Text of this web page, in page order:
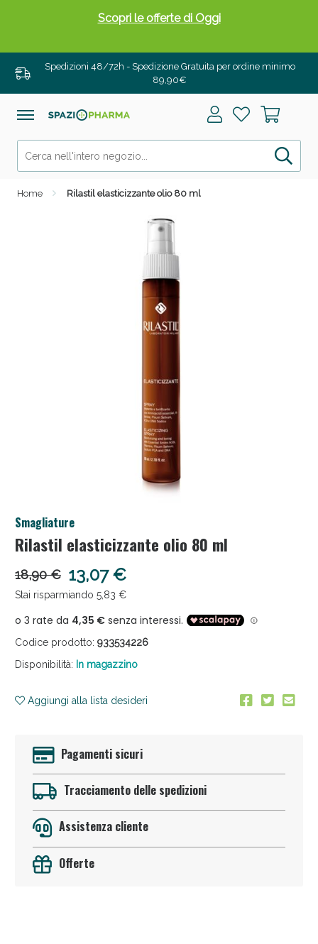
Spedizioni 48/72h - Spedizione Gratuita per ordine minimo
89,90€
Home Rilastil elasticizzante olio 80 ml
Smagliature
Rilastil elasticizzante olio 80 ml
18,90 € 13,07 €
Stai risparmiando 5,83 €
Codice prodotto: 933534226
Disponibilità: In magazzino
Aggiungi alla lista desideri
Pagamenti sicuri
Tracciamento delle spedizioni
Assistenza cliente
Offerte
Scopri le offerte di Oggi
Drenanti e Pancia Piatta: Sconti fino al 55% validi
solo per OGGI!
Salini e Multivitaminici: oggi Sconto extra fino al
Anticellulite e Fanghi: Sconto fino al 40% valido
oggi!